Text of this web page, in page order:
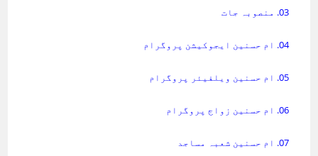
03. منصوبہ جات
04. ام حسنین ایجوکیشن پروگرام
05. ام حسنین ویلفیئر پروگرام
06. ام حسنین زواج پروگرام
07. ام حسنین شعبہ مساجد